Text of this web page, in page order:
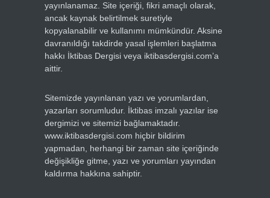
yayınlanamaz. Site içeriği, fikri amaçlı olarak,
ancak kaynak belirtilmek suretiyle
kopyalanabilir ve kullanımı mümkündür. Aksine
davranıldığı takdirde yasal işlemleri başlatma
hakkı İktibas Dergisi veya iktibasdergisi.com’a
aittir.
Sitemizde yayınlanan yazı ve yorumlardan,
yazarları sorumludur. İktibas imzalı yazılar ise
dergimizi ve sitemizi bağlamaktadır.
www.iktibasdergisi.com hiçbir bildirim
yapmadan, herhangi bir zaman site içeriğinde
değişikliğe gitme, yazı ve yorumları yayından
kaldırma hakkına sahiptir.